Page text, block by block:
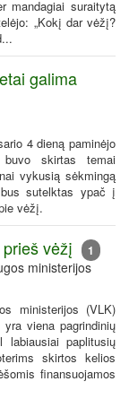
mandagiai suraitytą
„Kokį dar vėžį?
galima
4 dieną paminėjo
skirtas temai
vykusią sėkmingą
sutelktas ypač į
vėžį.
vėžį 1
ministerijos
ministerijos (VLK)
viena pagrindinių
labiausiai paplitusių
skirtos kelios
finansuojamos